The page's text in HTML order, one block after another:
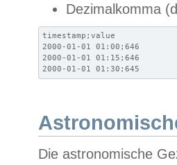
Dezimalkomma
timestamp;value
2000-01-01 01:00;646
2000-01-01 01:15;646
2000-01-01 01:30;645
Die astronomische